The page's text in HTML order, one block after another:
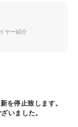
ヤー紹介
を停止致します。
いました。